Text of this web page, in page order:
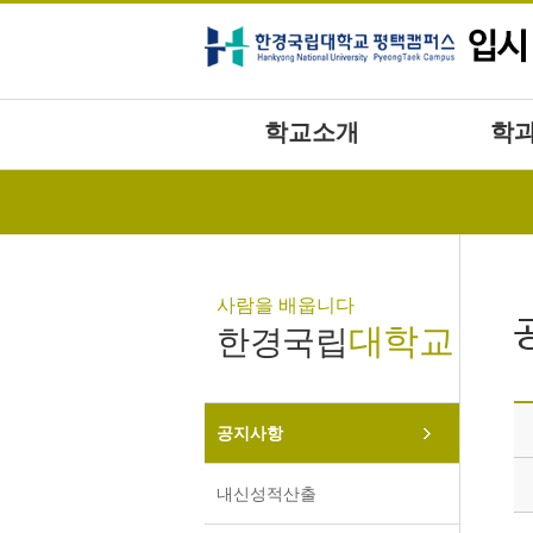
학교소개 학
사람을 배웁니다
한경국립대학교
공지사항
내신성적산출